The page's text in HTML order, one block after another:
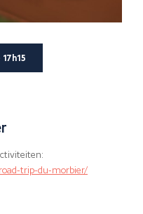
17h15
trip-du-morbier/